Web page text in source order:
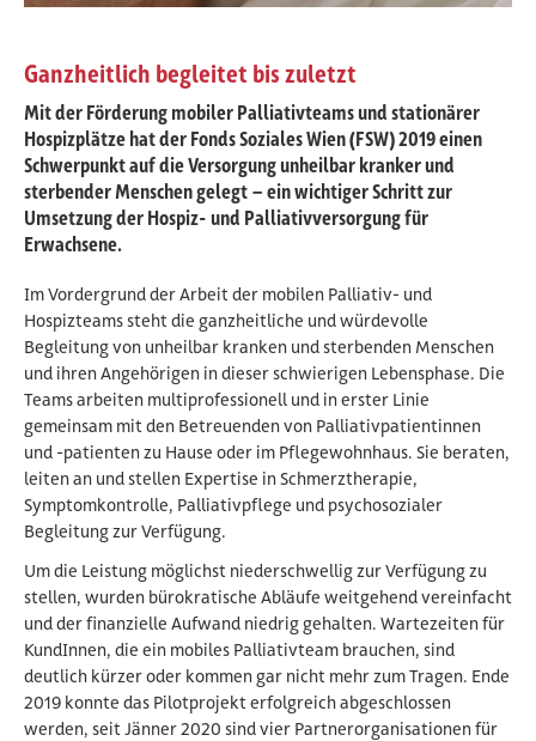
Ganzheitlich begleitet bis zuletzt
Mit der Förderung mobiler Palliativteams und stationärer
Hospizplätze hat der Fonds Soziales Wien (FSW) 2019 einen
Schwerpunkt auf die Versorgung unheilbar kranker und
sterbender Menschen gelegt – ein wichtiger Schritt zur
Umsetzung der Hospiz- und Palliativversorgung für
Erwachsene.
Im Vordergrund der Arbeit der mobilen Palliativ- und
Hospizteams steht die ganzheitliche und würdevolle
Begleitung von unheilbar kranken und sterbenden Menschen
und ihren Angehörigen in dieser schwierigen Lebensphase. Die
Teams arbeiten multiprofessionell und in erster Linie
gemeinsam mit den Betreuenden von Palliativpatientinnen
und -patienten zu Hause oder im Pflegewohnhaus. Sie beraten,
leiten an und stellen Expertise in Schmerztherapie,
Symptomkontrolle, Palliativpflege und psychosozialer
Begleitung zur Verfügung.
Um die Leistung möglichst niederschwellig zur Verfügung zu
stellen, wurden bürokratische Abläufe weitgehend vereinfacht
und der finanzielle Aufwand niedrig gehalten. Wartezeiten für
KundInnen, die ein mobiles Palliativteam brauchen, sind
deutlich kürzer oder kommen gar nicht mehr zum Tragen. Ende
2019 konnte das Pilotprojekt erfolgreich abgeschlossen
werden, seit Jänner 2020 sind vier Partnerorganisationen für